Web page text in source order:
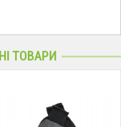
ТОВАРИ